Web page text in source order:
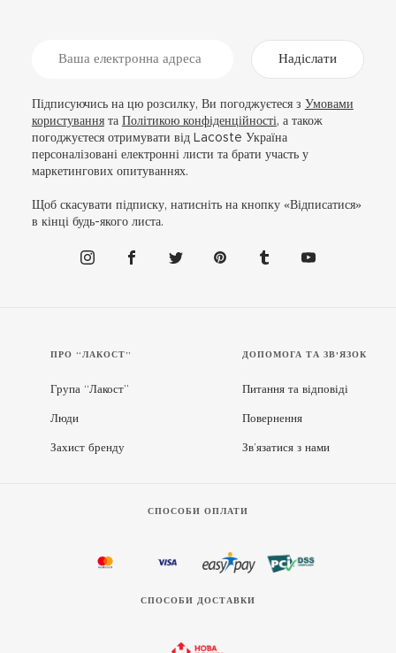
Надіслати
Підписуючись на цю розсилку, Ви погоджуєтеся з Умовами
користуваннята Політикою конфіденційності, а також
погоджуєтеся отримувати від Lacoste Україна
персоналізовані електронні листи та брати участь у
маркетингових опитуваннях.
Щоб скасувати підписку, натисніть на кнопку «Відписатися»
в кінці будь-якого листа.
ПРО “ЛАКОСТ”
Група “Лакост”
Люди
Захист бренду
ДОПОМОГА ТА ЗВ'ЯЗОК
Питання та відповіді
Повернення
Зв’язатися з нами
СПОСОБИ ОПЛАТИ
СПОСОБИ ДОСТАВКИ